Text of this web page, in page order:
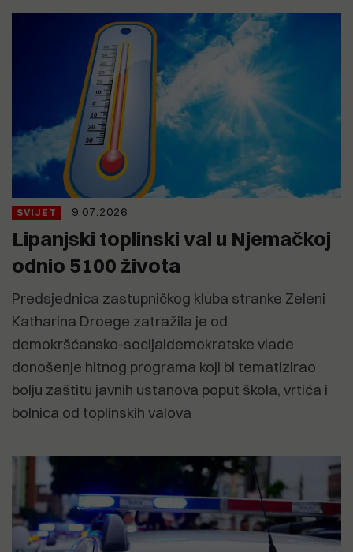
SVIJET 9.07.2026
Lipanjski toplinski val u Njemačkoj
odnio 5100 života
Predsjednica zastupničkog kluba stranke Zeleni
Katharina Droege zatražila je od
demokršćansko-socijaldemokratske vlade
donošenje hitnog programa koji bi tematizirao
bolju zaštitu javnih ustanova poput škola, vrtića i
bolnica od toplinskih valova